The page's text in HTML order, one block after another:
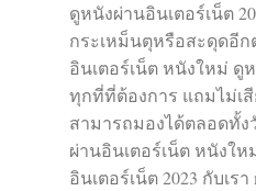
ดูหนังผ่านอินเตอร์เน็ต
กระเหม็นตุหรือสะดุดอี
อินเตอร์เน็ต หนังใหม่ ดู
ทุกที่ที่ต้องการ แถมไม่เ
สามารถมองได้ตลอดทั้
ผ่านอินเตอร์เน็ต หนังใ
อินเตอร์เน็ต 2023 กับเร